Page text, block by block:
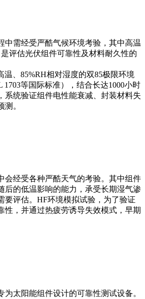
中需经受严酷气候环境考验，其中高温
评估光伏组件可靠性及材料耐久性的
、85%RH相对湿度的双85极限环境
1703等国际标准），结合长达1000小时
系统验证组件电性能衰减、封装材料失
。
会经受各种严酷天气的考验。其中组件
后的低温影响的能力，承受长期湿气渗
要评估。HF环境模拟试验，为了验证
性，并通过热疲劳诱导失效模式，早期
为太阳能组件设计的可靠性测试设备。